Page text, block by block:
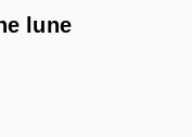
lune